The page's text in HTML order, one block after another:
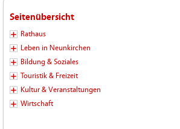
Seitenübersicht
Rathaus
Leben in Neunkirchen
Bildung & Soziales
Touristik & Freizeit
Kultur & Veranstaltungen
Wirtschaft